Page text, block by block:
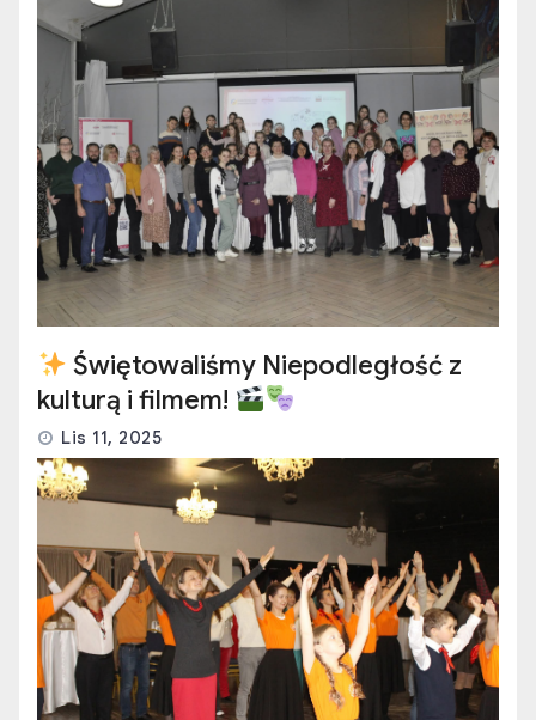
Świętowaliśmy Niepodległość z
kulturą i filmem!
Lis 11, 2025